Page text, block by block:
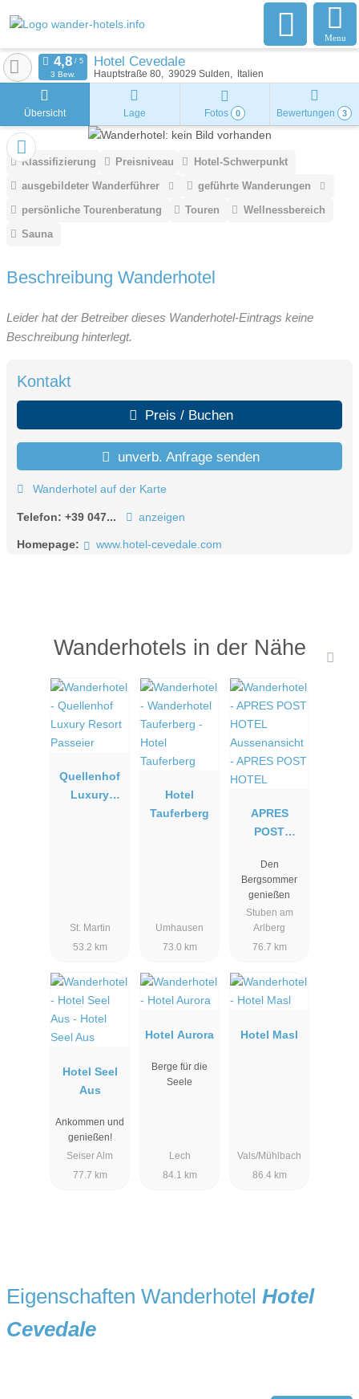
Menu
Hotel Cevedale
Hauptstraße 80 39029 Sulden Italien
3 Bew.
Übersicht Lage Fotos 0 Bewertungen 3
Klassifizierung Preisniveau
Hotel-Schwerpunkt
ausgebildeter Wanderführer
geführte Wanderungen
persönliche Tourenberatung
Touren
Wellnessbereich
Sauna
Beschreibung Wanderhotel
Leider hat der Betreiber dieses Wanderhotel-Eintrags keine
Beschreibung hinterlegt.
Kontakt
Preis / Buchen
unverb. Anfrage senden
Wanderhotel auf der Karte
Telefon: +39 047... anzeigen
Homepage: www.hotel-cevedale.com
Wanderhotels in der Nähe
Quellenhof
Luxury
St. Martin
53.2 km
Hotel
Tauferberg
Umhausen
73.0 km
APRES
POST
Den
Bergsommer
genießen
Stuben am
Arlberg
76.7 km
Hotel Seel
Aus
Ankommen und
genießen!
Seiser Alm
77.7 km
Hotel Aurora
Berge für die
Seele
Lech
84.1 km
Hotel Masl
Vals/Mühlbach
86.4 km
Eigenschaften Wanderhotel Hotel
Cevedale